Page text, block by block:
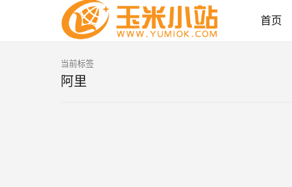
首页
当前标签
阿里